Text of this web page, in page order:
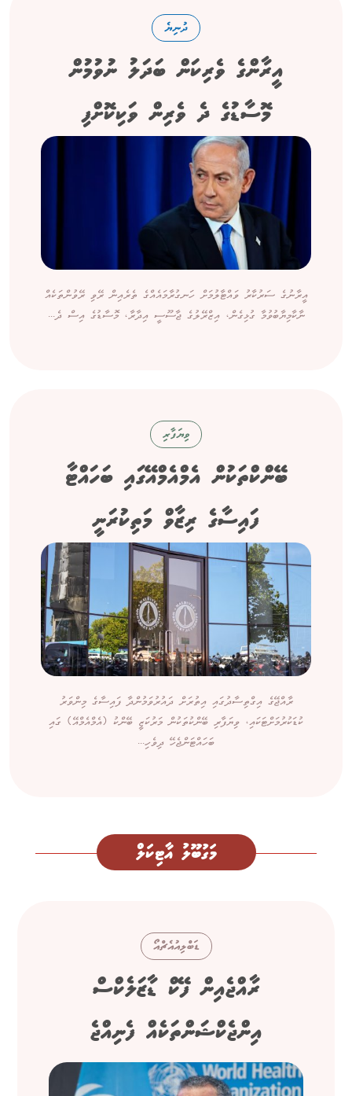
ދުނިޔެ
އީރާންގެ ވެރިކަން ބަދަލު ނުވުމުން
މޮސާޑުގެ ދެ ވެރިން ވަކިކޮށްފި
އީރާނުގެ ސަރުކާރު ވައްޓާލުމަށް ހަނގުރާމައެއްގެ ތެރެއިން ރޭވި ރޭވުންތަކެއް
ނާކާމިޔާބުވުމާ ގުޅިގެން، އިޒްރޭލުގެ ޖާސޫސީ އިދާރާ، މޮސާޑުގެ އިސް ދެ...
ވިޔަފާރި
ބޭންކްތަކުން އެމްއެމްއޭގައި ބަހައްޓާ
ފައިސާގެ ރިޒާވް މަތިކުރަނީ
ރާއްޖޭގެ އިގްތިސާދުގައި އިތުރަށް ދައުރުވަމުންދާ ފައިސާގެ މިންވަރު
ކުޑަކުރުމަށްޓަކައި، ވިޔަފާރި ބޭންކުތަކުން މަރުކަޒީ ބޭންކު (އެމްއެމްއޭ) ގައި
ބަހައްޓަންޖެހޭ ދިވެހި...
މަގުބޫލު އާޓިކަލް
ޑަބްލިއުއެޗްއޯ
ރާއްޖެއިން ފޭކް ޑާޒަލެކްސް
އިންޖެކްޝަންތަކެއް ފެނިއްޖެ